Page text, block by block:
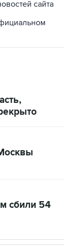
сайта
сбили 54